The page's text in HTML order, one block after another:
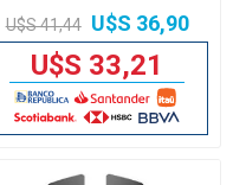
U$S 41,44 U$S 36,90
U$S 33,21